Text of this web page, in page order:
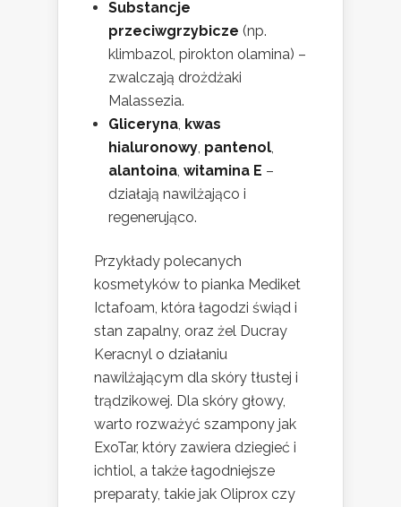
Substancje
przeciwgrzybicze (np.
klimbazol, pirokton olamina) –
zwalczają drożdżaki
Malassezia.
Gliceryna, kwas
hialuronowy, pantenol,
alantoina, witamina E –
działają nawilżająco i
regenerująco.
Przykłady polecanych
kosmetyków to pianka Mediket
Ictafoam, która łagodzi świąd i
stan zapalny, oraz żel Ducray
Keracnyl o działaniu
nawilżającym dla skóry tłustej i
trądzikowej. Dla skóry głowy,
warto rozważyć szampony jak
ExoTar, który zawiera dziegieć i
ichtiol, a także łagodniejsze
preparaty, takie jak Oliprox czy